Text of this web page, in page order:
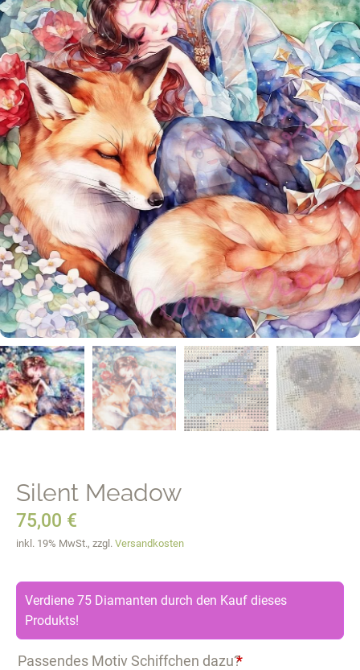
Silent Meadow
75,00 €
inkl. 19% MwSt., zzgl. Versandkosten
Verdiene 75 Diamanten durch den Kauf dieses
Produkts!
Passendes Motiv Schiffchen dazu?*